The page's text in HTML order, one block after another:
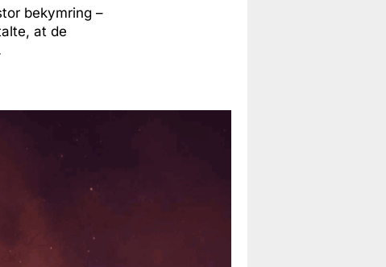
bekymring –
at de